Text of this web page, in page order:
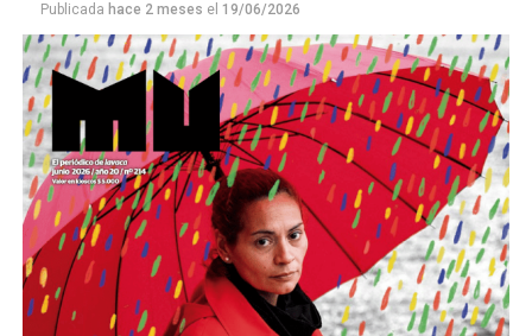
Este número 215 de MU ☝️viene con doble tapa, que
podría ser una frase:
Sin chamuyo, a remarla.
Descargar la Mu en PDF
Publicada hace 2 meses el 19/06/2026